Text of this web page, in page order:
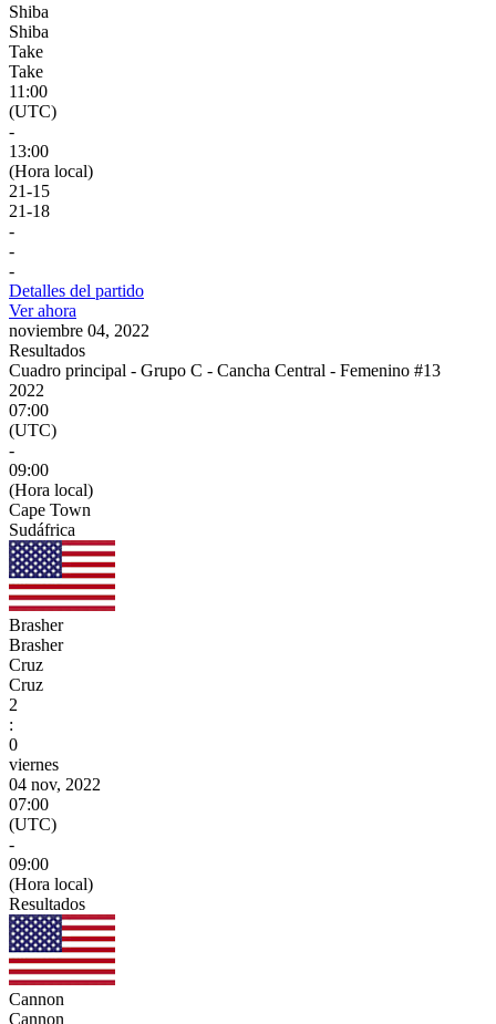
Shiba
Shiba
Take
Take
11:00
(UTC)
-
13:00
(Hora local)
21-15
21-18
-
-
-
Detalles del partido
Ver ahora
noviembre 04, 2022
Resultados
Cuadro principal - Grupo C - Cancha Central - Femenino #13
2022
07:00
(UTC)
-
09:00
(Hora local)
Cape Town
Sudáfrica
Brasher
Brasher
Cruz
Cruz
2
:
0
viernes
04 nov, 2022
07:00
(UTC)
-
09:00
(Hora local)
Resultados
Cannon
Cannon